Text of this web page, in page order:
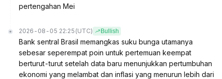
pertengahan Mei
2026-08-05 22:25 (UTC) Bullish
Bank sentral Brasil memangkas suku bunga utamanya
sebesar seperempat poin untuk pertemuan keempat
berturut-turut setelah data baru menunjukkan pertumbuhan
ekonomi yang melambat dan inflasi yang menurun lebih dari